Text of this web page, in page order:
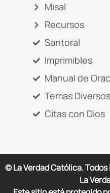
Misal
Recursos
Santoral
Imprimibles
Manual de
Temas Diversos
Citas con Dios
© La Verdad Católica.
La